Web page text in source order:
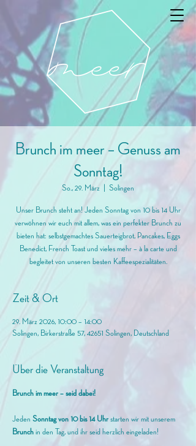
Brunch im meer – Genuss am
Sonntag!
So., 29. März Solingen
Unser Brunch steht an! Jeden Sonntag von 10 bis 14 Uhr
verwöhnen wir euch mit allem, was ein perfekter Brunch zu
bieten hat: selbstgemachtes Sauerteigbrot, Pancakes, Eggs
Benedict, French Toast und vieles mehr – à la carte und
begleitet von unseren besten Kaffeespezialitäten.
Zeit & Ort
29. März 2026, 10:00 – 14:00
Solingen, Birkerstraße 57, 42651 Solingen, Deutschland
Über die Veranstaltung
Brunch im meer – seid dabei!
Jeden Sonntag von 10 bis 14 Uhr starten wir mit unserem
Brunch in den Tag, und ihr seid herzlich eingeladen!